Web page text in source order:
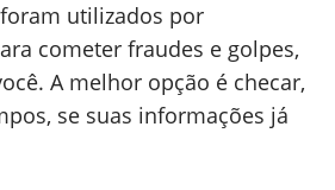
utilizados por
cometer fraudes e golpes,
A melhor opção é checar,
se suas informações já